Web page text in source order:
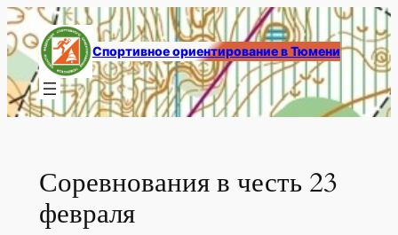
Перейти
к
содержимому
Спортивное ориентирование в Тюмени
Соревнования в честь 23
февраля